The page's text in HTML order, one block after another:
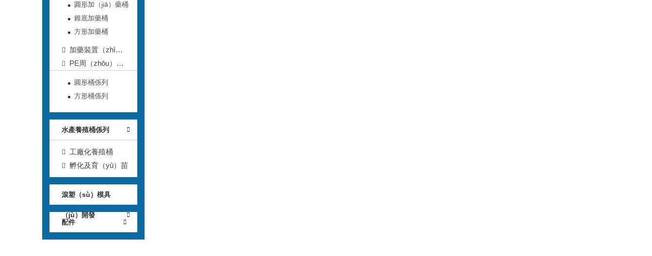
圓形加（jiā）藥桶
錐底加藥桶
方形加藥桶
加藥裝置（zhì）
及（jí）配件
PE周（zhōu）轉
圓形桶係列
方形桶係列
水產養殖桶係列
工廠化養殖桶
孵化及育（yù）苗
滾塑（sù）模具
（jù）開發
配件